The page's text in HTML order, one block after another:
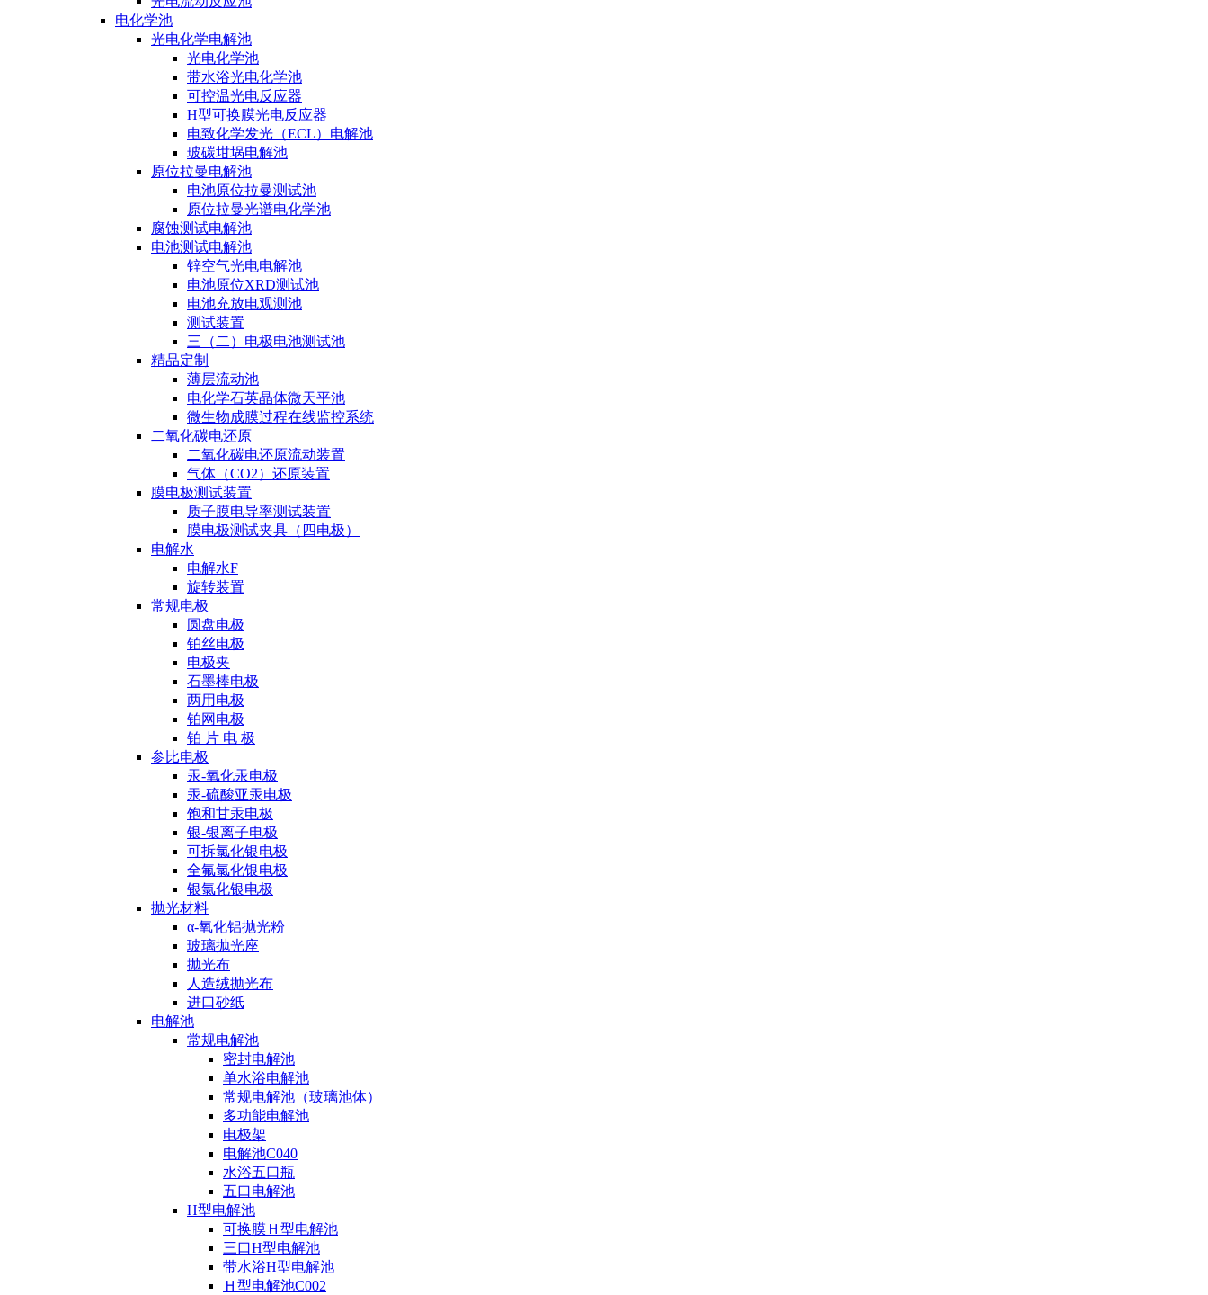
电化学池
光电化学电解池
光电化学池
带水浴光电化学池
可控温光电反应器
H型可换膜光电反应器
电致化学发光（ECL）电解池
玻碳坩埚电解池
原位拉曼电解池
电池原位拉曼测试池
原位拉曼光谱电化学池
腐蚀测试电解池
电池测试电解池
锌空气光电电解池
电池原位XRD测试池
电池充放电观测池
测试装置
三（二）电极电池测试池
精品定制
薄层流动池
电化学石英晶体微天平池
微生物成膜过程在线监控系统
二氧化碳电还原
二氧化碳电还原流动装置
气体（CO2）还原装置
膜电极测试装置
质子膜电导率测试装置
膜电极测试夹具（四电极）
电解水
电解水F
旋转装置
常规电极
圆盘电极
铂丝电极
电极夹
石墨棒电极
两用电极
铂网电极
铂 片 电 极
参比电极
汞-氧化汞电极
汞-硫酸亚汞电极
饱和甘汞电极
银-银离子电极
可拆氯化银电极
全氟氯化银电极
银氯化银电极
抛光材料
α-氧化铝抛光粉
玻璃抛光座
抛光布
人造绒抛光布
进口砂纸
电解池
常规电解池
密封电解池
单水浴电解池
常规电解池（玻璃池体）
多功能电解池
电极架
电解池C040
水浴五口瓶
五口电解池
H型电解池
可换膜Ｈ型电解池
三口H型电解池
带水浴H型电解池
Ｈ型电解池C002